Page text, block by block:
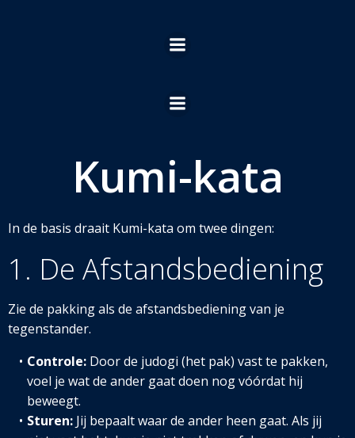
de
Kumi-kata
In de basis draait Kumi-kata om twee dingen:
1. De Afstandsbediening
Zie de pakking als de afstandsbediening van je
tegenstander.
Controle:Door de judogi (het pak) vast te pakken,
voel je wat de ander gaat doen nog vóórdat hij
beweegt.
Sturen:Jij bepaalt waar de ander heen gaat. Als jij